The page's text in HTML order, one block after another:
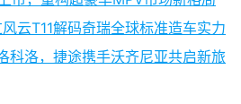
云T11解码奇瑞全球标准造车实力
科洛，捷途携手沃齐尼亚共启新旅